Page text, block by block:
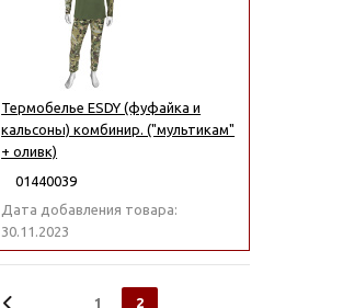
Термобелье ESDY (фуфайка и
кальсоны) комбинир. ("мультикам"
+ оливк)
01440039
Дата добавления товара:
30.11.2023
1 2